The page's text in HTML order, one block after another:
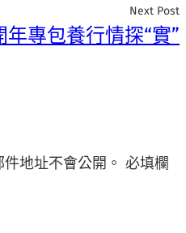
Next Post
年專包養行情探“實”
地址不會公開。 必填欄